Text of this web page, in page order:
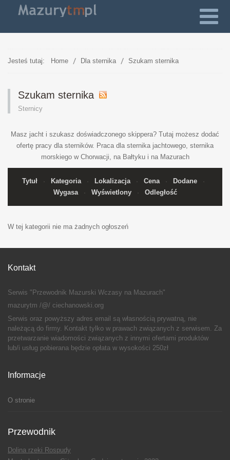
Jesteś tutaj: Home Dla sternika Szukam sternika
Szukam sternika
Sternicy
Masz jacht i szukasz doświadczonego skippera? Tutaj możesz dodać
ofertę pracy dla sterników. Praca dla sternika jachtowego, sternika
morskiego w Chorwacji, na Bałtyku i na Mazurach
Tytuł Kategoria Lokalizacja Cena
Dodane
Wygasa
Wyświetlony Odległość
W tej kategorii nie ma żadnych ogłoszeń
Kontakt
Serwis "Przewodnik Mazurski Wczasy na Mazurach"
mazurytm /@/ ciechanowski.org
Serwis oraz powyższy adres email są własnością prywatną, nie
należącą do firmy. Kontakt tylko w prawach związanych z serwisem. Za
przetwarzanie wiadomości związanych z innymi ofertami produktów
lub/i usług pobierana będzie opłata w wysokości 250zł
Informacje
O stronie
Przewodnik
Dolina rzeki Rospudy